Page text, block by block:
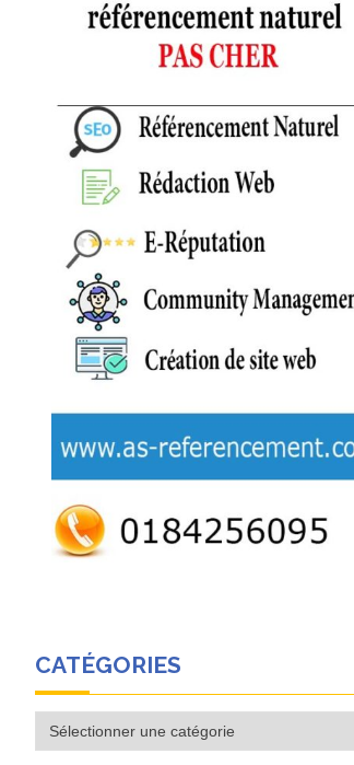
CATÉGORIES
Catégories